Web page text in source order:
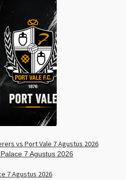
vs Port Vale 7 Agustus 2026
7 Agustus 2026